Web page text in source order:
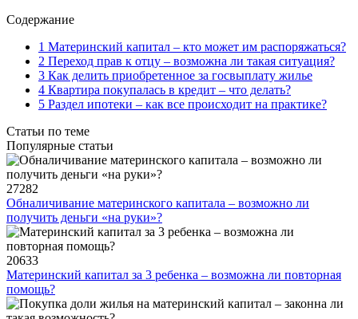
Содержание
1 Материнский капитал – кто может им распоряжаться?
2 Переход прав к отцу – возможна ли такая ситуация?
3 Как делить приобретенное за госвыплату жилье
4 Квартира покупалась в кредит – что делать?
5 Раздел ипотеки – как все происходит на практике?
Статьи по теме
Популярные статьи
27282
Обналичивание материнского капитала – возможно ли
получить деньги «на руки»?
20633
Материнский капитал за 3 ребенка – возможна ли повторная
помощь?